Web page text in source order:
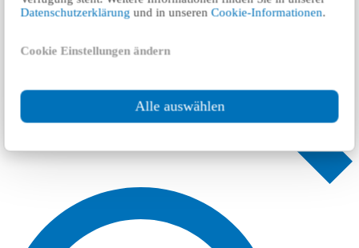
Datenschutzerklärung und in unserenCookie-Informationen.
Cookie Einstellungen ändern
Alle auswählen